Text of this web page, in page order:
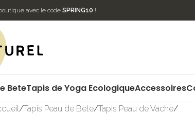
avec le codeSPRING10 !
BeteTapis de Yoga EcologiqueAccessoires
/Tapis Peau de Bete/Tapis Peau de Vache/